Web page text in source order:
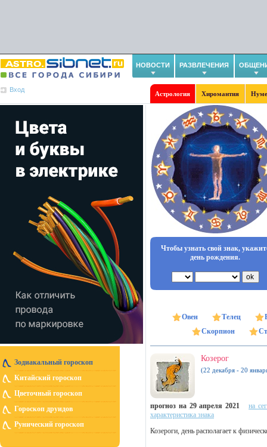
НОВОСТИ РАЗВЛЕЧЕНИЯ
Вход
Астрология Хиромантия
Зодиакальный гороскоп
Китайский гороскоп
Цветочный гороскоп
Гороскоп друидов
Рунический гороскоп
Чтобы узнать свой знак,
день рождения.
Овен Телец
Скорпион
Козерог
(22 декабря - 20
прогноз на 29 апреля 2021
на
характеристика знака
Козероги, день располагает к